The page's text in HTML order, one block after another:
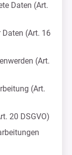
Daten (Art.
(Art. 16
(Art.
(Art.
20 DSGVO)